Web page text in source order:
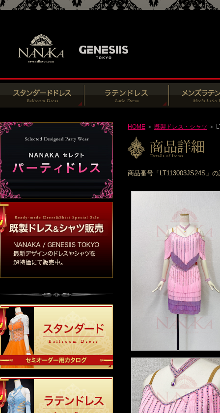
HOME ＞ 既製ドレス・シャツ ＞
商品番号「LT113003JS24S」